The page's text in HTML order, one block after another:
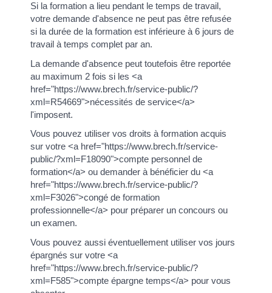
Si la formation a lieu pendant le temps de travail,
votre demande d'absence ne peut pas être refusée
si la durée de la formation est inférieure à 6 jours de
travail à temps complet par an.
La demande d'absence peut toutefois être reportée
au maximum 2 fois si les <a
href="https://www.brech.fr/service-public/?
xml=R54669">nécessités de service</a>
l'imposent.
Vous pouvez utiliser vos droits à formation acquis
sur votre <a href="https://www.brech.fr/service-
public/?xml=F18090">compte personnel de
formation</a> ou demander à bénéficier du <a
href="https://www.brech.fr/service-public/?
xml=F3026">congé de formation
professionnelle</a> pour préparer un concours ou
un examen.
Vous pouvez aussi éventuellement utiliser vos jours
épargnés sur votre <a
href="https://www.brech.fr/service-public/?
xml=F585">compte épargne temps</a> pour vous